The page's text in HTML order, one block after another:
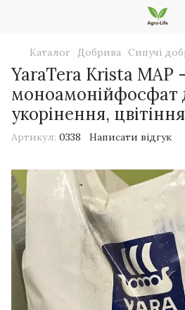
Каталог Добрива Сипучі
YaraTera Krista MAP
моноамонійфосфат
укорінення,
Артикул: 0338 Написати відгук